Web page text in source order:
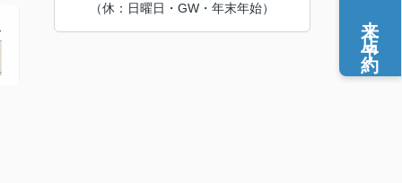
（休：日曜日・GW・年末年始）
来店予約